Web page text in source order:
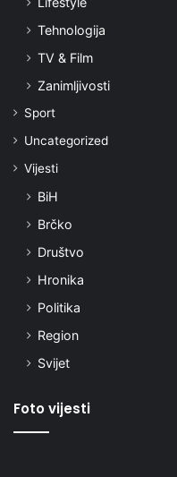
Tehnologija
TV & Film
Zanimljivosti
Sport
Uncategorized
Vijesti
BiH
Brčko
Društvo
Hronika
Politika
Region
Svijet
Foto vijesti